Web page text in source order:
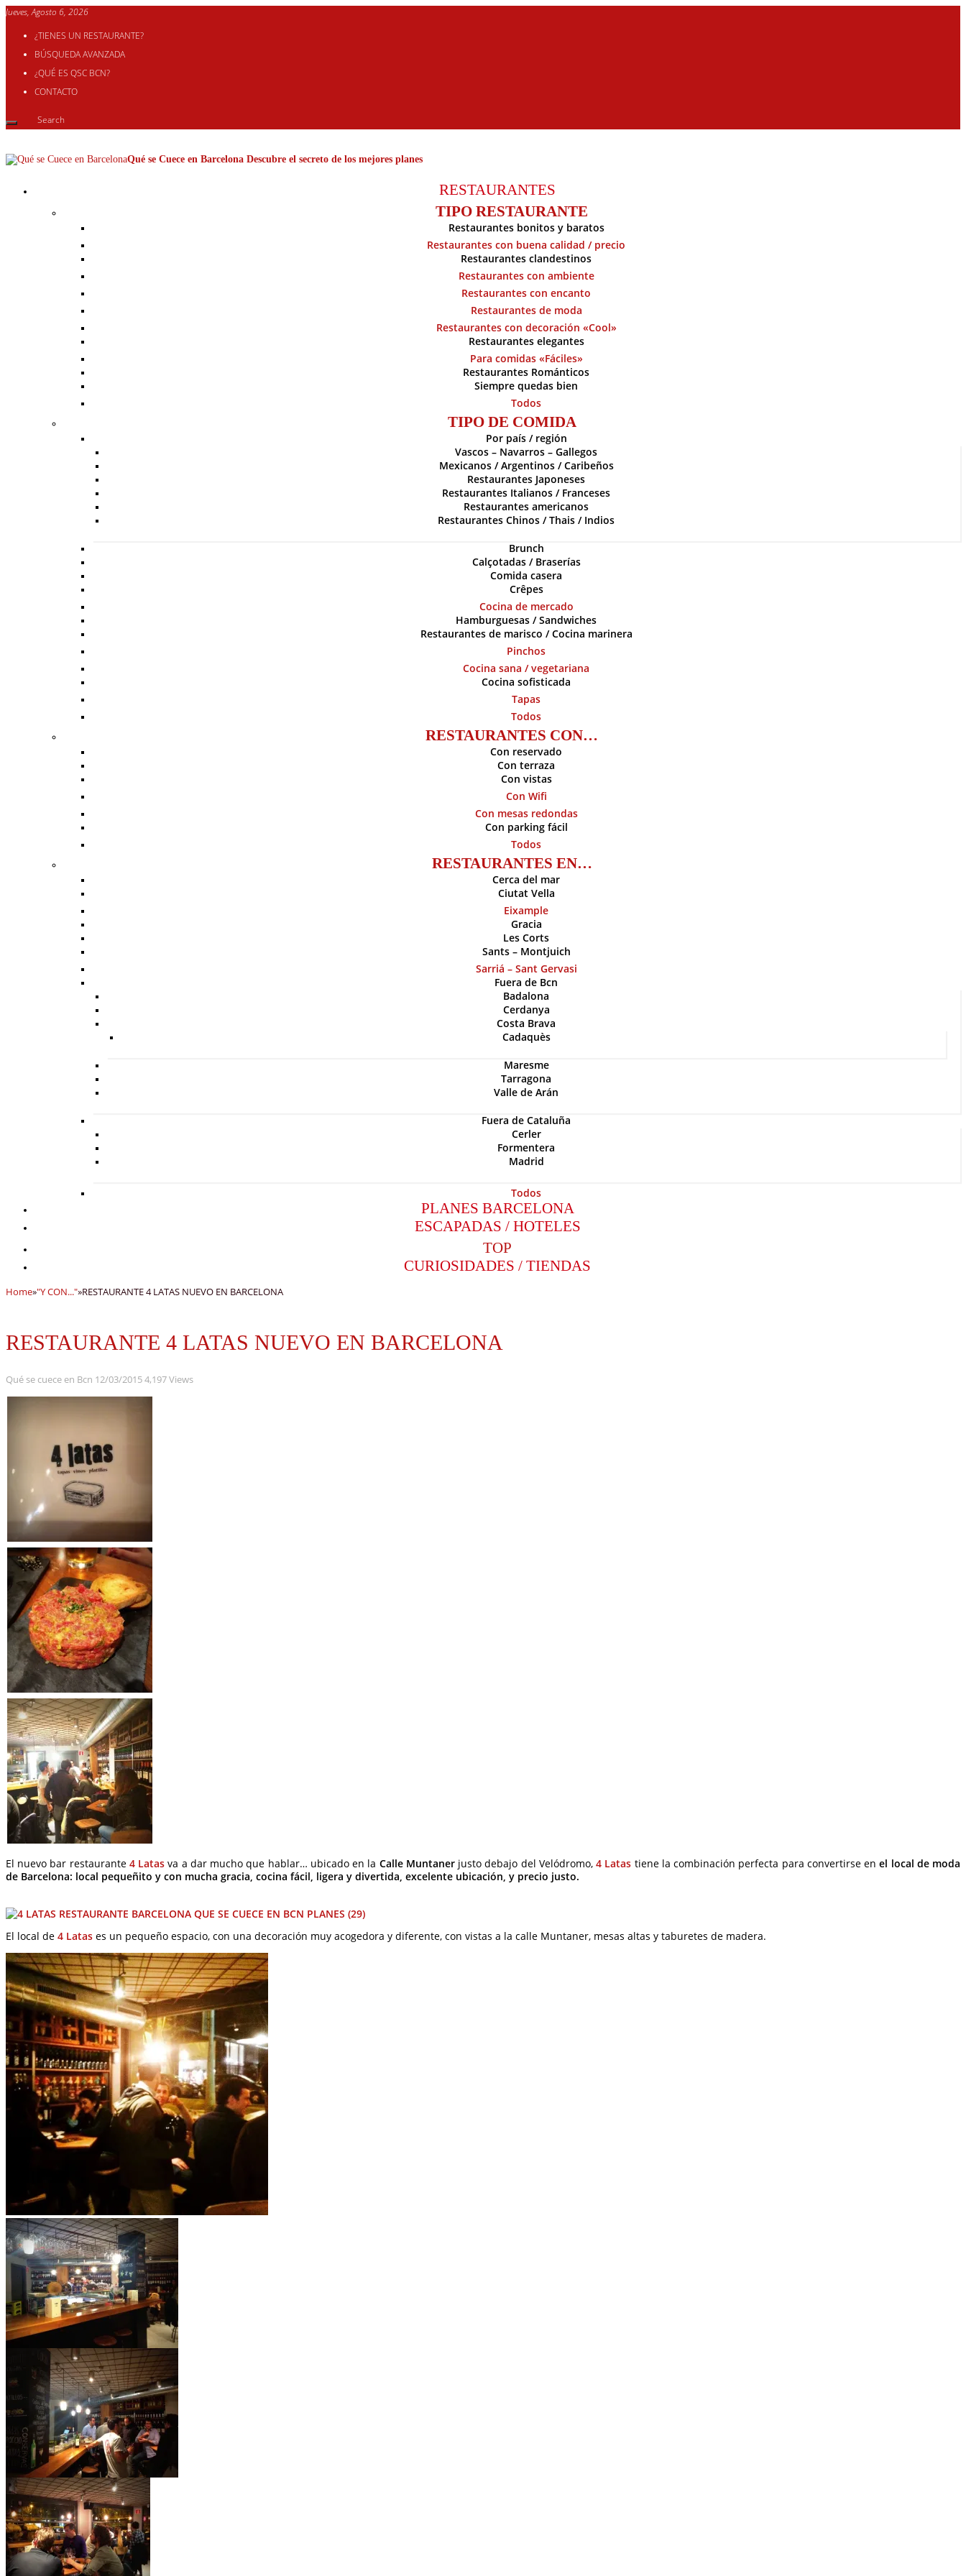
Jueves, Agosto 6, 2026
¿TIENES UN RESTAURANTE?
BÚSQUEDA AVANZADA
¿QUÉ ES QSC BCN?
CONTACTO
Qué se Cuece en Barcelona Descubre el secreto de los mejores planes
RESTAURANTES
TIPO RESTAURANTE
Restaurantes bonitos y baratos
Restaurantes con buena calidad / precio
Restaurantes clandestinos
Restaurantes con ambiente
Restaurantes con encanto
Restaurantes de moda
Restaurantes con decoración «Cool»
Restaurantes elegantes
Para comidas «Fáciles»
Restaurantes Románticos
Siempre quedas bien
Todos
TIPO DE COMIDA
Por país / región
Vascos – Navarros – Gallegos
Mexicanos / Argentinos / Caribeños
Restaurantes Japoneses
Restaurantes Italianos / Franceses
Restaurantes americanos
Restaurantes Chinos / Thais / Indios
Brunch
Calçotadas / Braserías
Comida casera
Crêpes
Cocina de mercado
Hamburguesas / Sandwiches
Restaurantes de marisco / Cocina marinera
Pinchos
Cocina sana / vegetariana
Cocina sofisticada
Tapas
Todos
RESTAURANTES CON…
Con reservado
Con terraza
Con vistas
Con Wifi
Con mesas redondas
Con parking fácil
Todos
RESTAURANTES EN…
Cerca del mar
Ciutat Vella
Eixample
Gracia
Les Corts
Sants – Montjuich
Sarriá – Sant Gervasi
Fuera de Bcn
Badalona
Cerdanya
Costa Brava
Cadaquès
Maresme
Tarragona
Valle de Arán
Fuera de Cataluña
Cerler
Formentera
Madrid
Todos
PLANES BARCELONA
ESCAPADAS / HOTELES
TOP
CURIOSIDADES / TIENDAS
Home»"Y CON..."»RESTAURANTE 4 LATAS NUEVO EN BARCELONA
RESTAURANTE 4 LATAS NUEVO EN BARCELONA
Qué se cuece en Bcn 12/03/20154,197 Views
El nuevo bar restaurante 4 Latas va a dar mucho que hablar… ubicado en la Calle Muntaner justo debajo del Velódromo,4 Latas tiene la combinación perfecta para convertirse enel local de moda
de Barcelona: local pequeñito y con mucha gracia, cocina fácil, ligera y divertida, excelente ubicación, y precio justo.
El local de 4 Latas es un pequeño espacio, con una decoración muy acogedora y diferente, con vistas a la calle Muntaner, mesas altas y taburetes de madera.